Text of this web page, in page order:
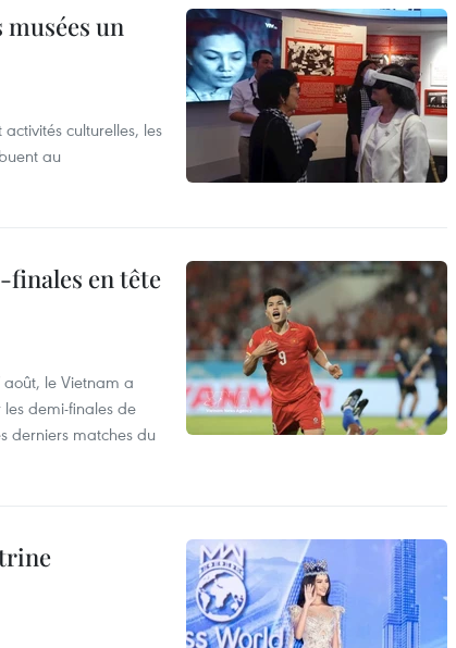
un
culturelles, les
au
finales en tête
le Vietnam a
demi-finales de
derniers matches du